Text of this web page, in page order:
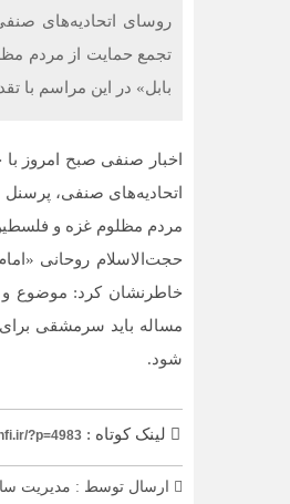
روسای اتحادیه‌های
تجمع حمایت از مردم
بابل» در این مراسم با
اخبار صنفی صبح امروز
اتحادیه‌های صنفی،
مردم مظلوم غزه و
حجت‌الاسلام روحانی
خاطرنشان کرد: موضوع و
مساله باید سرمشقی برای
شود.
لینک کوتاه : ?p=4983
ارسال توسط : مدیریت